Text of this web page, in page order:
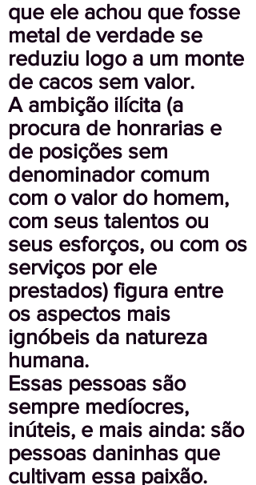
que ele achou que fosse
metal de verdade se
reduziu logo a um monte
de cacos sem valor.
A ambição ilícita (a
procura de honrarias e
de posições sem
denominador comum
com o valor do homem,
com seus talentos ou
seus esforços, ou com os
serviços por ele
prestados) figura entre
os aspectos mais
ignóbeis da natureza
humana.
Essas pessoas são
sempre medíocres,
inúteis, e mais ainda: são
pessoas daninhas que
cultivam essa paixão.